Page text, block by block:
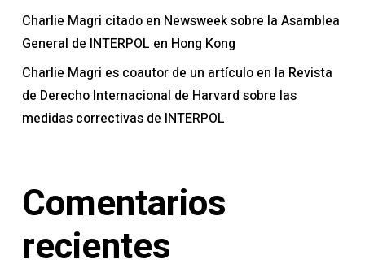
Charlie Magri citado en Newsweek sobre la Asamblea
General de INTERPOL en Hong Kong
Charlie Magri es coautor de un artículo en la Revista
de Derecho Internacional de Harvard sobre las
medidas correctivas de INTERPOL
Comentarios
recientes